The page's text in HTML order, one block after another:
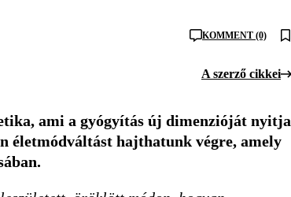
KOMMENT (0)
A szerző cikkei
ami a gyógyítás új dimenzióját nyitja
életmódváltást hajthatunk végre, amely